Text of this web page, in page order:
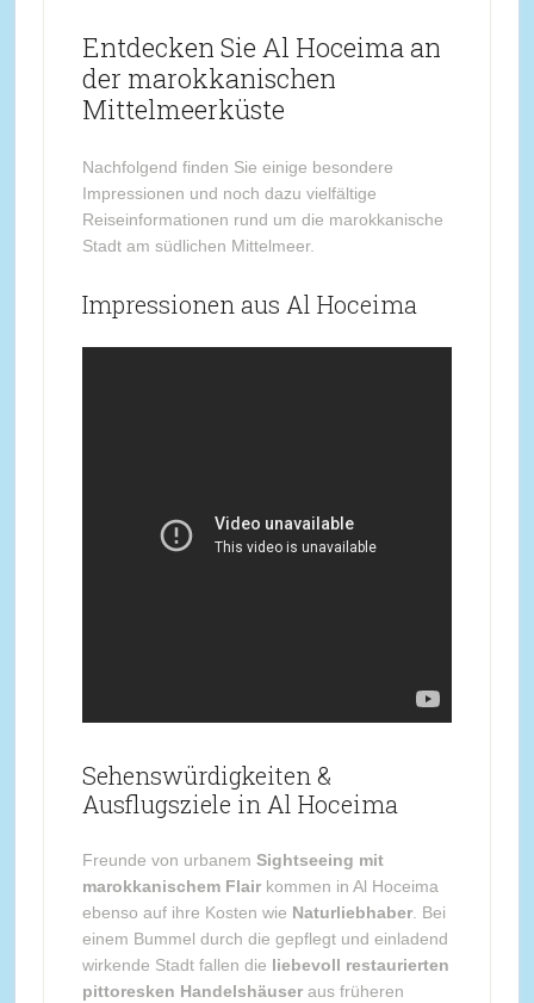
Entdecken Sie Al Hoceima an
der marokkanischen
Mittelmeerküste
Nachfolgend finden Sie einige besondere
Impressionen und noch dazu vielfältige
Reiseinformationen rund um die marokkanische
Stadt am südlichen Mittelmeer.
Impressionen aus Al Hoceima
Sehenswürdigkeiten &
Ausflugsziele in Al Hoceima
Freunde von urbanem Sightseeing mit
marokkanischem Flairkommen in Al Hoceima
ebenso auf ihre Kosten wie Naturliebhaber. Bei
einem Bummel durch die gepflegt und einladend
wirkende Stadt fallen die liebevoll restaurierten
pittoresken Handelshäuseraus früheren